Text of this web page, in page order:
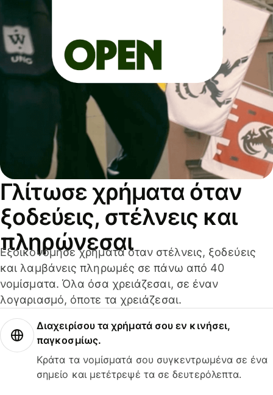
Γλίτωσε χρήματα όταν
ξοδεύεις, στέλνεις και
πληρώνεσαι
Εξοικονόμησε χρήματα όταν στέλνεις, ξοδεύεις
και λαμβάνεις πληρωμές σε πάνω από 40
νομίσματα. Όλα όσα χρειάζεσαι, σε έναν
λογαριασμό, όποτε τα χρειάζεσαι.
Διαχειρίσου τα χρήματά σου εν κινήσει,
παγκοσμίως.
Κράτα τα νομίσματά σου συγκεντρωμένα σε ένα
σημείο και μετέτρεψέ τα σε δευτερόλεπτα.